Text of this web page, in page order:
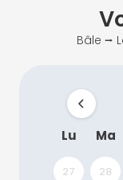
Bâle ⭢
Lu
Ma
27 28